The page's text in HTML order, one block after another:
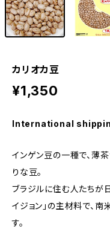
カリオカ豆
¥1,350
International
インゲン豆の一種で、薄
りな豆。
ブラジルに住む人たちが
イジョン」の主材料で、
す。